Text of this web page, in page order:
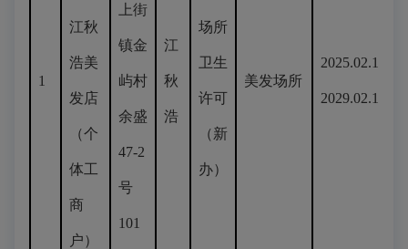
1
江秋
浩美
发店
（个
体工
商
户）
上街
镇金
屿村
余盛
47-2
号
101
江
秋
浩
场所
卫生
许可
（新
办）
美发场所
2025.02.17-
2029.02.16